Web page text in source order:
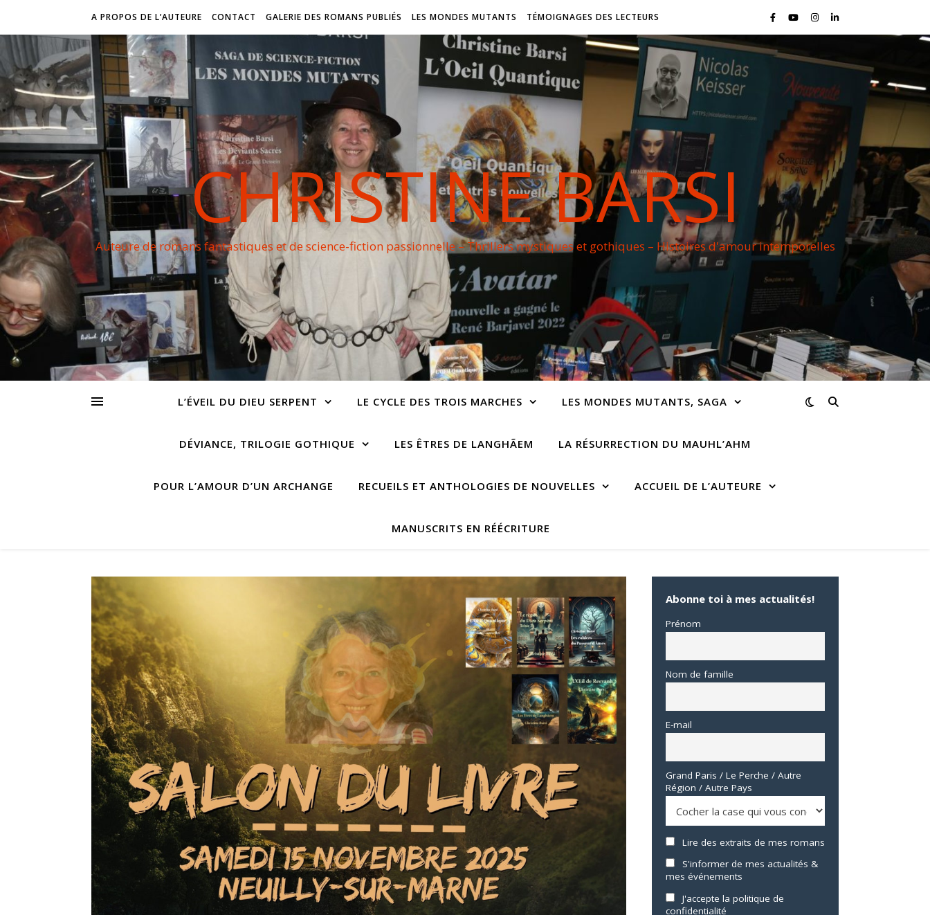
A PROPOS DE L’AUTEURE CONTACT GALERIE DES ROMANS PUBLIÉS LES MONDES MUTANTS TÉMOIGNAGES DES LECTEURS
CHRISTINE BARSI
Auteure de romans fantastiques et de science-fiction passionnelle – Thrillers mystiques et gothiques – Histoires d'amour intemporelles
L’ÉVEIL DU DIEU SERPENT LE CYCLE DES TROIS MARCHES LES MONDES MUTANTS, SAGA
DÉVIANCE, TRILOGIE GOTHIQUE LES ÊTRES DE LANGHÃEM LA RÉSURRECTION DU MAUHL’AHM
POUR L’AMOUR D’UN ARCHANGE RECUEILS ET ANTHOLOGIES DE NOUVELLES ACCUEIL DE L’AUTEURE
MANUSCRITS EN RÉÉCRITURE
Abonne toi à mes actualités!
Prénom
Nom de famille
E-mail
Grand Paris / Le Perche / Autre
Région / Autre Pays
Lire des extraits de mes romans
S'informer de mes actualités &
mes événements
J'accepte la politique de
confidentialité